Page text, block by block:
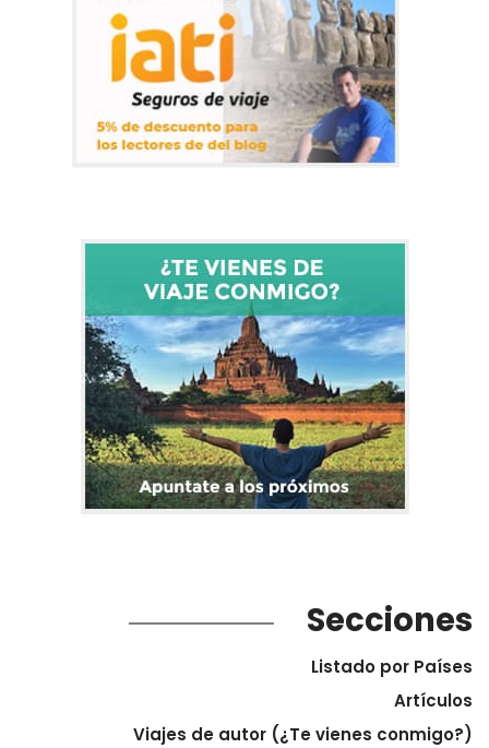
Secciones
Listado por Países
Artículos
Viajes de autor (¿Te vienes conmigo?)